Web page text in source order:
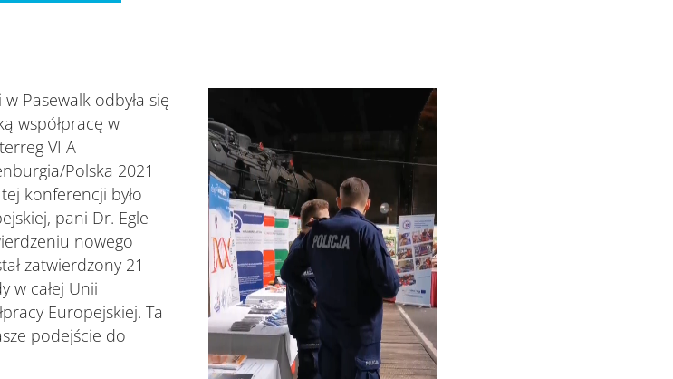
Pasewalk odbyła się
współpracę w
VI A
Polska 2021
konferencji było
pani Dr. Egle
nowego
zatwierdzony 21
w całej Unii
Europejskiej. Ta
podejście do